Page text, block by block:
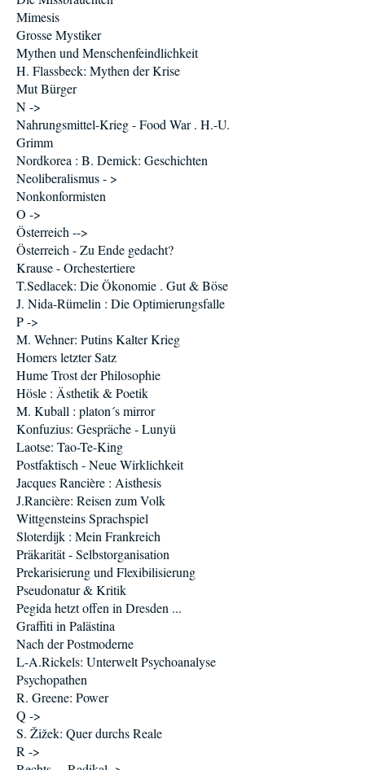
Mimesis
Grosse Mystiker
Mythen und Menschenfeindlichkeit
H. Flassbeck: Mythen der Krise
Mut Bürger
N ->
Nahrungsmittel-Krieg - Food War . H.-U.
Grimm
Nordkorea : B. Demick: Geschichten
Neoliberalismus - >
Nonkonformisten
O ->
Österreich -->
Österreich - Zu Ende gedacht?
Krause - Orchestertiere
T.Sedlacek: Die Ökonomie . Gut & Böse
J. Nida-Rümelin : Die Optimierungsfalle
P ->
M. Wehner: Putins Kalter Krieg
Homers letzter Satz
Hume Trost der Philosophie
Hösle : Ästhetik & Poetik
M. Kuball : platon´s mirror
Konfuzius: Gespräche - Lunyü
Laotse: Tao-Te-King
Postfaktisch - Neue Wirklichkeit
Jacques Rancière : Aisthesis
J.Rancière: Reisen zum Volk
Wittgensteins Sprachspiel
Sloterdijk : Mein Frankreich
Präkarität - Selbstorganisation
Prekarisierung und Flexibilisierung
Pseudonatur & Kritik
Pegida hetzt offen in Dresden ...
Graffiti in Palästina
Nach der Postmoderne
L-A.Rickels: Unterwelt Psychoanalyse
Psychopathen
R. Greene: Power
Q ->
S. Žižek: Quer durchs Reale
R ->